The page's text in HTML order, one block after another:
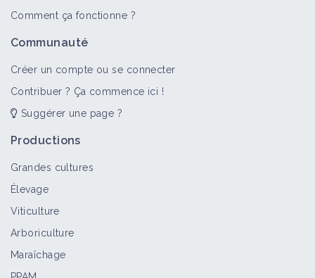
adventices
BEE FRIENDLY
Comment ça fonctionne ?
Communauté
Créer un compte ou se connecter
Contribuer ? Ça commence ici !
Suggérer une page ?
Productions
Grandes cultures
Élevage
Viticulture
Arboriculture
Maraîchage